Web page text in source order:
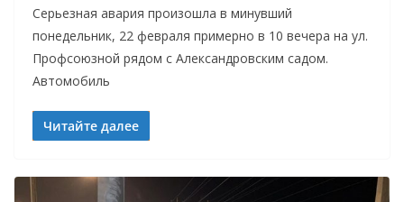
Серьезная авария произошла в минувший
понедельник, 22 февраля примерно в 10 вечера на ул.
Профсоюзной рядом с Александровским садом.
Автомобиль
Читайте далее